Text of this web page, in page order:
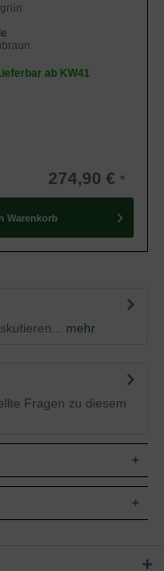
ab KW41
274,90 €
Warenkorb
mehr
Fragen zu diesem
'Glauca' /